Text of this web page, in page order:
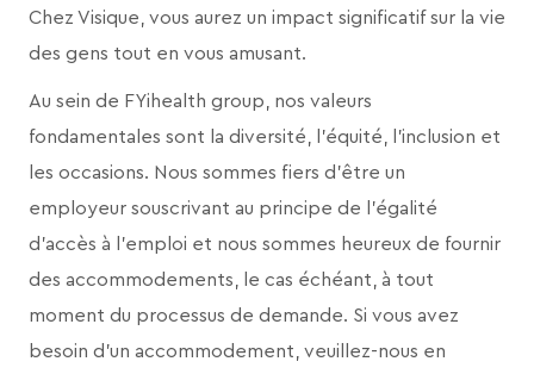
Chez Visique, vous aurez un impact significatif sur la vie
des gens tout en vous amusant.
Au sein de FYihealth group, nos valeurs
fondamentales sont la diversité, l’équité, l’inclusion et
les occasions. Nous sommes fiers d’être un
employeur souscrivant au principe de l’égalité
d’accès à l’emploi et nous sommes heureux de fournir
des accommodements, le cas échéant, à tout
moment du processus de demande. Si vous avez
besoin d’un accommodement, veuillez-nous en